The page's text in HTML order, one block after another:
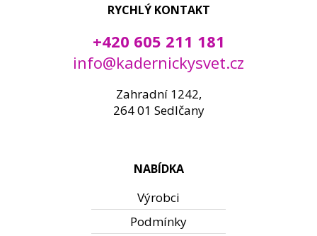
RYCHLÝ KONTAKT
+420 605 211 181
info@kadernickysvet.cz
Zahradní 1242,
264 01 Sedlčany
NABÍDKA
Výrobci
Podmínky